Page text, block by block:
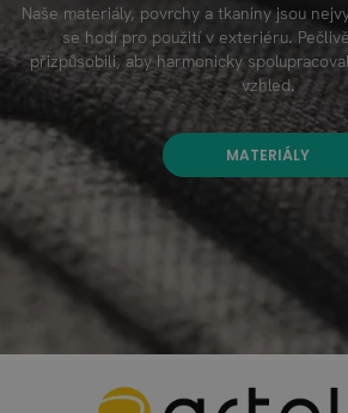
Naše materiály, povrchy a tkaniny jsou
se hodí pro použití v exteriéru.
přizpůsobili, aby harmonicky
vzhled.
MATERIÁLY